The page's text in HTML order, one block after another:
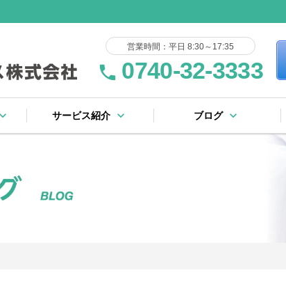
営業時間：平日 8:30～17:35
phone 0740-32-3333
keyboard_arrow_down サービス紹介 keyboard_arrow_down ブログ keyboard_arrow_down